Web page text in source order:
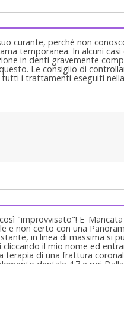
curante, perchè non
temporanea. In alcuni casi
in denti gravemente
Le consiglio di
i trattamenti eseguiti
"improvvisato"! E'
e non certo con una
in linea di massima si
il mio nome ed
terapia di una frattura
dentale 4.7 e poi
protesica di un
UTILE per capire
dalla cura! La frattura è stata
Non è normale niente in
il dolore è dovuto
ad un meccanismo di